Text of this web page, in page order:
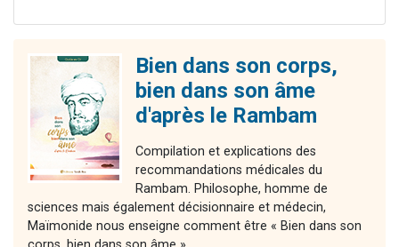
Bien dans son corps,
bien dans son âme
d'après le Rambam
Compilation et explications des
recommandations médicales du
Rambam. Philosophe, homme de
sciences mais également décisionnaire et médecin,
Maïmonide nous enseigne comment être « Bien dans son